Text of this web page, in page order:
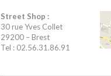
Street Shop :
30 rue Yves Collet
29200 – Brest
Tel : 02.56.31.86.91